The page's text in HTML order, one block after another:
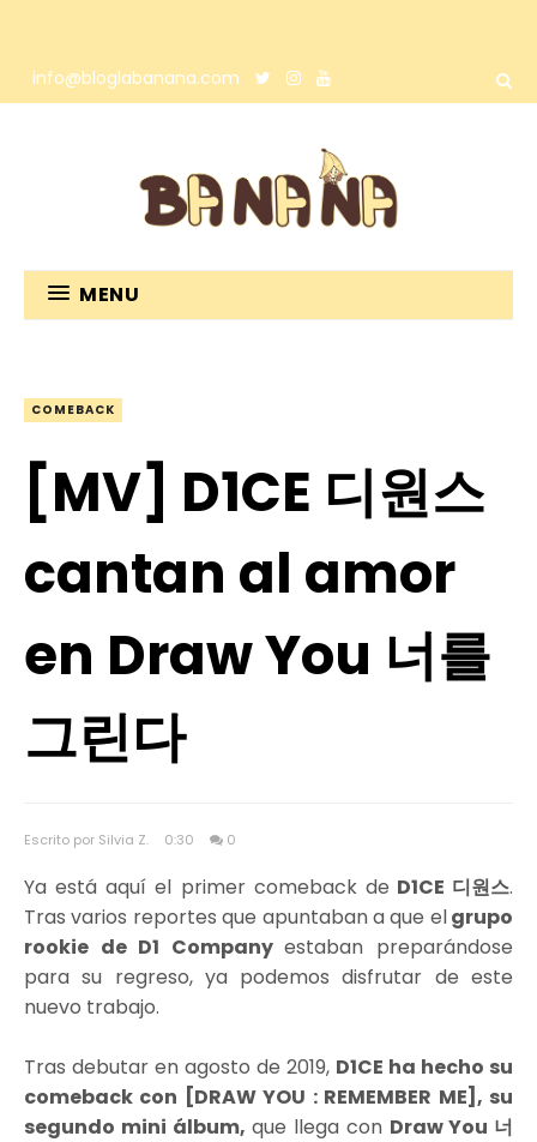
info@bloglabanana.com
MENU
COMEBACK
[MV] D1CE 디원스
cantan al amor
en Draw You 너를
그린다
Escrito por Silvia Z. 0:30 0
Ya está aquí el primer comeback de D1CE 디원스.
Tras varios reportes que apuntaban a que elgrupo
rookie de D1 Companyestaban preparándose
para su regreso, ya podemos disfrutar de este
nuevo trabajo.
Tras debutar en agosto de 2019, D1CE ha hecho su
comeback con [DRAW YOU : REMEMBER ME], su
segundo mini álbum, que llega con Draw You 너